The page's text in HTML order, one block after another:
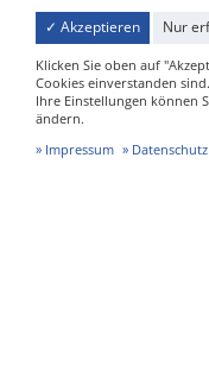
Download Imagebroschüre
✓ Akzeptieren Nur
Klicken Sie oben auf
Cookies einverstanden sind.
Ihre Einstellungen können
ändern.
Impressum
Datenschutz